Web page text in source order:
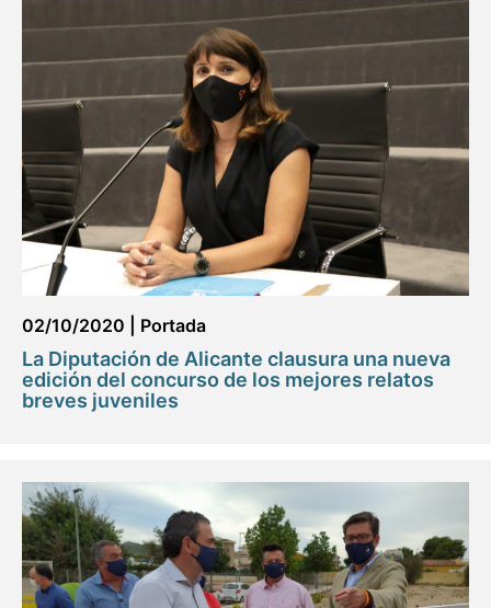
02/10/2020 Portada
La Diputación de Alicante clausura una nueva
edición del concurso de los mejores relatos
breves juveniles